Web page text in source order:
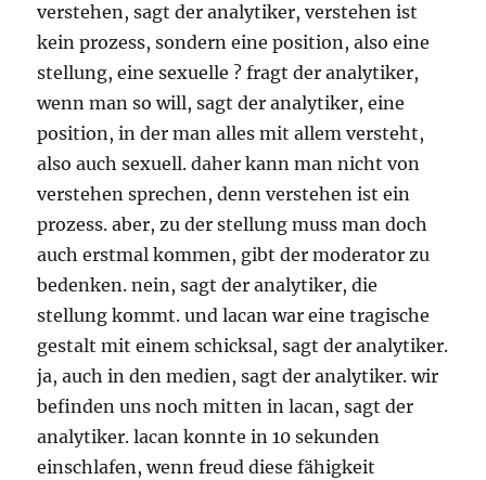
verstehen, sagt der analytiker, verstehen ist
kein prozess, sondern eine position, also eine
stellung, eine sexuelle ? fragt der analytiker,
wenn man so will, sagt der analytiker, eine
position, in der man alles mit allem versteht,
also auch sexuell. daher kann man nicht von
verstehen sprechen, denn verstehen ist ein
prozess. aber, zu der stellung muss man doch
auch erstmal kommen, gibt der moderator zu
bedenken. nein, sagt der analytiker, die
stellung kommt. und lacan war eine tragische
gestalt mit einem schicksal, sagt der analytiker.
ja, auch in den medien, sagt der analytiker. wir
befinden uns noch mitten in lacan, sagt der
analytiker. lacan konnte in 10 sekunden
einschlafen, wenn freud diese fähigkeit